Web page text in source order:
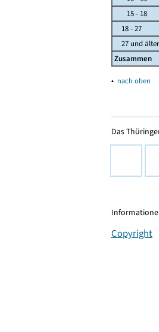
15 - 18
18 - 27
27 und älter
Zusammen
▴ nach oben
Das
Copyright